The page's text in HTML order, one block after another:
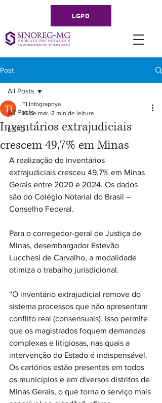
LGPD
Post
All Posts
LGPD
All Posts
Inventários extrajudiciais
crescem 49,7% em Minas
TI Infographya
13 de mar. 2 min de leitura
A realização de inventários
extrajudiciais cresceu 49,7% em Minas
Gerais entre 2020 e 2024. Os dados
são do Colégio Notarial do Brasil –
Conselho Federal.
Para o corregedor-geral de Justiça de
Minas, desembargador Estevão
Lucchesi de Carvalho, a modalidade
otimiza o trabalho jurisdicional.
“O inventário extrajudicial remove do
sistema processos que não apresentam
conflito real (consensuais). Isso permite
que os magistrados foquem demandas
complexas e litigiosas, nas quais a
intervenção do Estado é indispensável.
Os cartórios estão presentes em todos
os municípios e em diversos distritos de
Minas Gerais, o que torna o serviço mais